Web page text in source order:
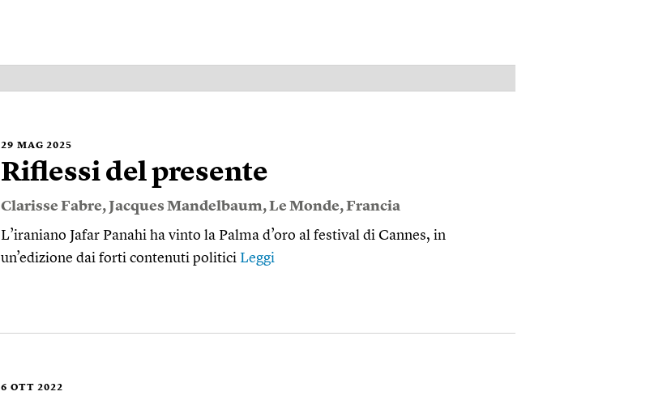
29 MAG 2025
Riflessi del presente
Clarisse Fabre, Jacques Mandelbaum,Le Monde,Francia
L’iraniano Jafar Panahi ha vinto la Palma d’oro al festival di Cannes, in
un’edizione dai forti contenuti politici Leggi
6 OTT 2022